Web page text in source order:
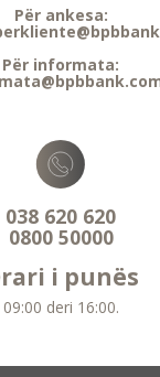
Për ankesa:
Për informata:
038 620 620
0800 50000
i punës
09:00 deri 16:00.